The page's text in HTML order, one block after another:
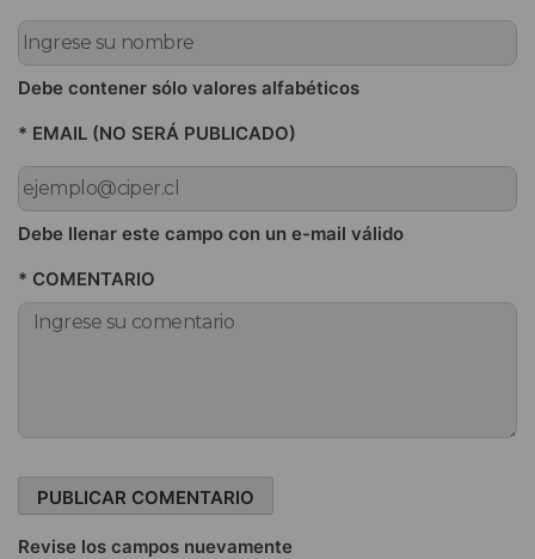
Debe contener sólo valores alfabéticos
* EMAIL (NO SERÁ PUBLICADO)
Debe llenar este campo con un e-mail válido
* COMENTARIO
Revise los campos nuevamente